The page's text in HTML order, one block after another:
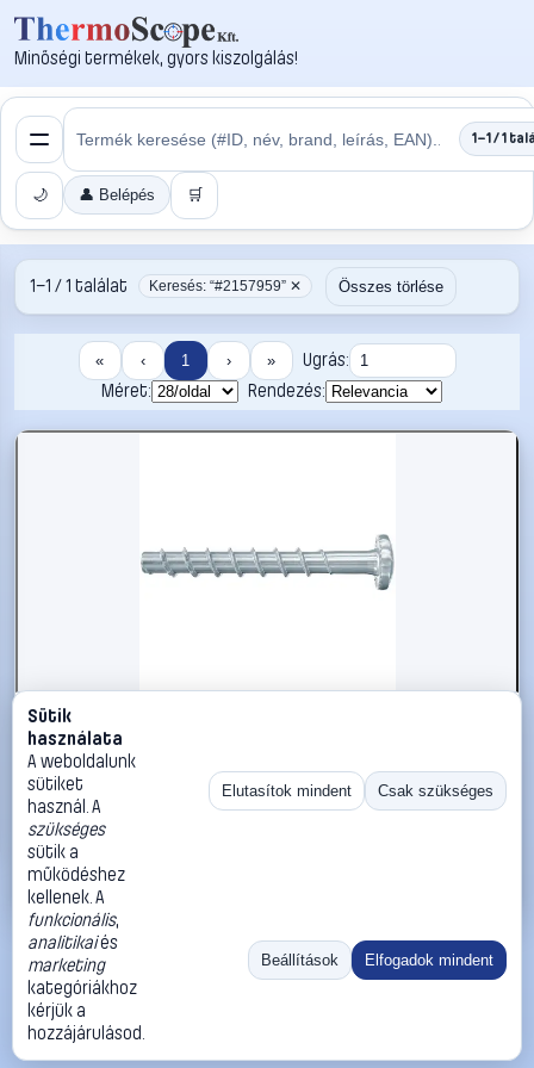
Minőségi termékek, gyors kiszolgálás!
1–1 / 1
🌙 👤 Belépés 🛒
1–1 / 1 találat Keresés: “#2157959” ✕ Összes törlése
« ‹ 1 › »
Ugrás:
Méret:
Rendezés:
#2157959
Fischer 546377 ULTRACUT FBS II 6x30/5 P Betoncsavar 6
mm 30 mm TX Acél Galvanikusan cinkezett 100 db
Fischer Lemezcsavarok
15 990 Ft
Kosárba
«
Ugrás:
Méret:
Rendezés:
©2026
ThermoScope
ÁSZF
Cégbemutató
Sütik
használata
A weboldalunk
sütiket
használ. A
szükséges
sütik a
működéshez
kellenek. A
funkcionális,
analitikaiés
marketing
kategóriákhoz
kérjük a
hozzájárulásod.
Elutasítok mindent Csak szükséges
Beállítások Elfogadok mindent